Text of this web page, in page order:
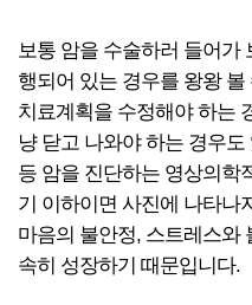
보통 암을 수술하러 들어가
행되어 있는 경우를 왕왕
치료계획을 수정해야 하는
냥 닫고 나와야 하는 경우
등 암을 진단하는 영상의학
기 이하이면 사진에 나타나
마음의 불안정, 스트레스와
속히 성장하기 때문입니다.